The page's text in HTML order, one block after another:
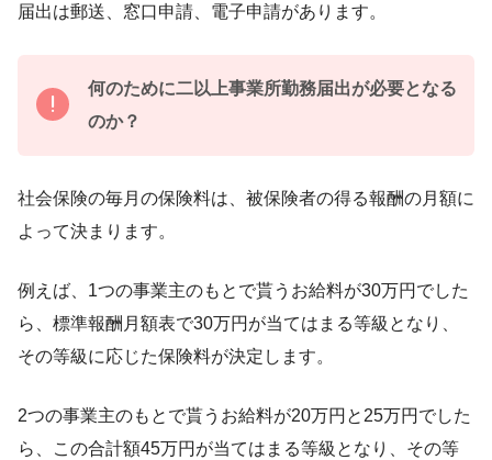
届出は郵送、窓口申請、電子申請があります。
何のために二以上事業所勤務届出が必要となる
のか？
社会保険の毎月の保険料は、被保険者の得る報酬の月額に
よって決まります。
例えば、1つの事業主のもとで貰うお給料が30万円でした
ら、標準報酬月額表で30万円が当てはまる等級となり、
その等級に応じた保険料が決定します。
2つの事業主のもとで貰うお給料が20万円と25万円でした
ら、この合計額45万円が当てはまる等級となり、その等